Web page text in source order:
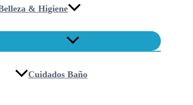
& Higiene
Cuidados Baño